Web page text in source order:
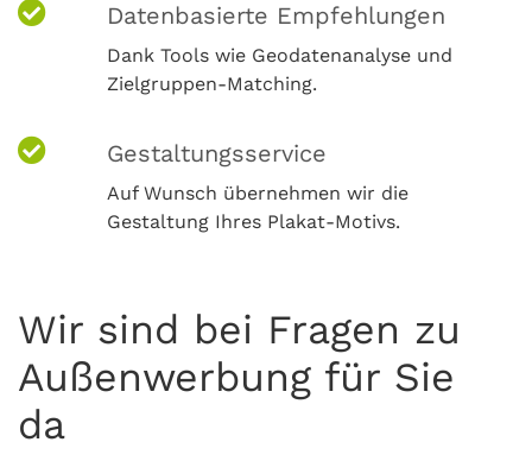
Datenbasierte Empfehlungen
Dank Tools wie Geodatenanalyse und
Zielgruppen-Matching.
Gestaltungsservice
Auf Wunsch übernehmen wir die
Gestaltung Ihres Plakat-Motivs.
Wir sind bei Fragen zu
Außenwerbung für Sie
da